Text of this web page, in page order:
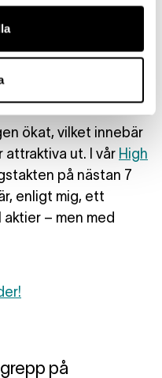
läget för den som
som sparform under
ökat, vilket innebär
ut. I vår High
på nästan 7
enligt mig, ett
– men med
på